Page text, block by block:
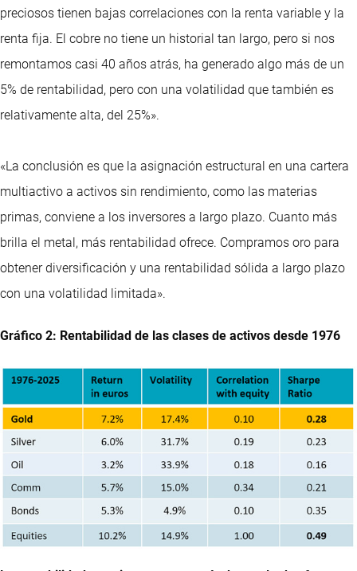
preciosos tienen bajas correlaciones con la renta variable y la
renta fija. El cobre no tiene un historial tan largo, pero si nos
remontamos casi 40 años atrás, ha generado algo más de un
5% de rentabilidad, pero con una volatilidad que también es
relativamente alta, del 25%».
«La conclusión es que la asignación estructural en una cartera
multiactivo a activos sin rendimiento, como las materias
primas, conviene a los inversores a largo plazo. Cuanto más
brilla el metal, más rentabilidad ofrece. Compramos oro para
obtener diversificación y una rentabilidad sólida a largo plazo
con una volatilidad limitada».
Gráfico 2: Rentabilidad de las clases de activos desde 1976